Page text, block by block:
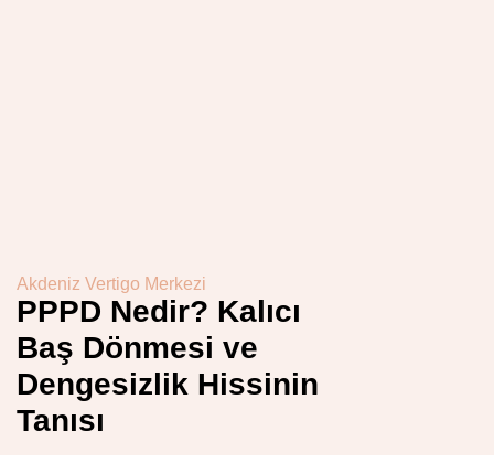
Akdeniz Vertigo Merkezi
PPPD Nedir? Kalıcı
Baş Dönmesi ve
Dengesizlik Hissinin
Tanısı